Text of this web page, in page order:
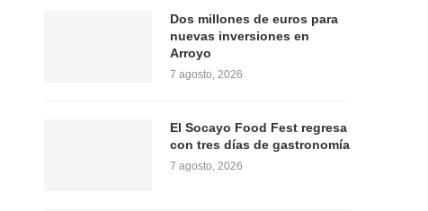
Dos millones de euros para
nuevas inversiones en
Arroyo
7 agosto, 2026
El Socayo Food Fest regresa
con tres días de gastronomía
7 agosto, 2026